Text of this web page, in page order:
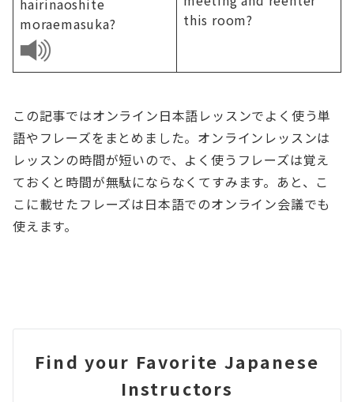
moraemasuka?
this room?
この記事ではオンライン日本語レッスンでよく使う単
語やフレーズをまとめました。オンラインレッスンは
レッスンの時間が短いので、よく使うフレーズは覚え
ておくと時間が無駄にならなくてすみます。あと、こ
こに載せたフレーズは日本語でのオンライン会議でも
使えます。
Find your Favorite Japanese
Instructors